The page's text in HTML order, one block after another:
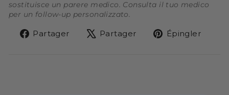
sostituisce un parere medico. Consulta il tuo medico
per un follow-up personalizzato.
Partager
PartagerPartager
TweeterÉpingler